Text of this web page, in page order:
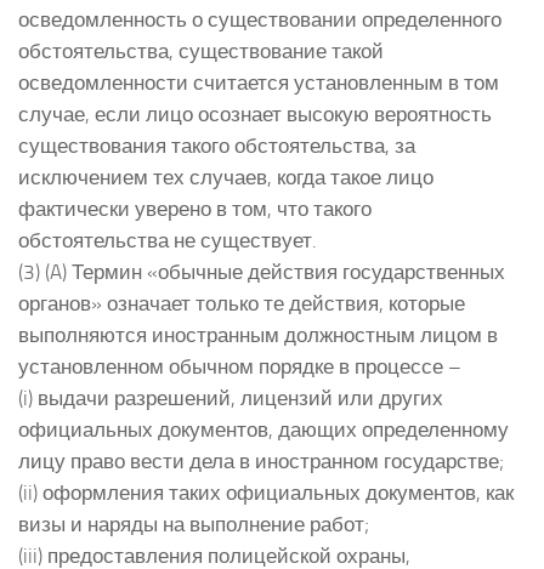
осведомленность о существовании определенного
обстоятельства, существование такой
осведомленности считается установленным в том
случае, если лицо осознает высокую вероятность
существования такого обстоятельства, за
исключением тех случаев, когда такое лицо
фактически уверено в том, что такого
обстоятельства не существует.
(3) (A) Термин «обычные действия государственных
органов» означает только те действия, которые
выполняются иностранным должностным лицом в
установленном обычном порядке в процессе –
(i) выдачи разрешений, лицензий или других
официальных документов, дающих определенному
лицу право вести дела в иностранном государстве;
(ii) оформления таких официальных документов, как
визы и наряды на выполнение работ;
(iii) предоставления полицейской охраны,